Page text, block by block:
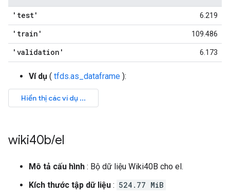
'test' 6.219
'train' 109.486
'validation' 6.173
Ví dụ ( tfds.as_dataframe ):
wiki40b/el
Mô tả cấu hình : Bộ dữ liệu Wiki40B cho el.
Kích thước tập dữ liệu : 524.77 MiB